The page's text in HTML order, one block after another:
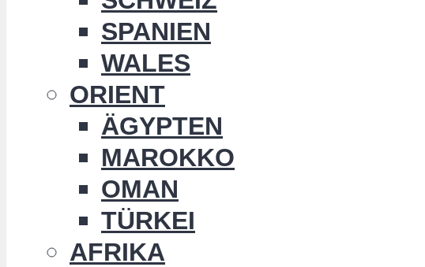
SPANIEN
WALES
ORIENT
ÄGYPTEN
MAROKKO
OMAN
TÜRKEI
AFRIKA